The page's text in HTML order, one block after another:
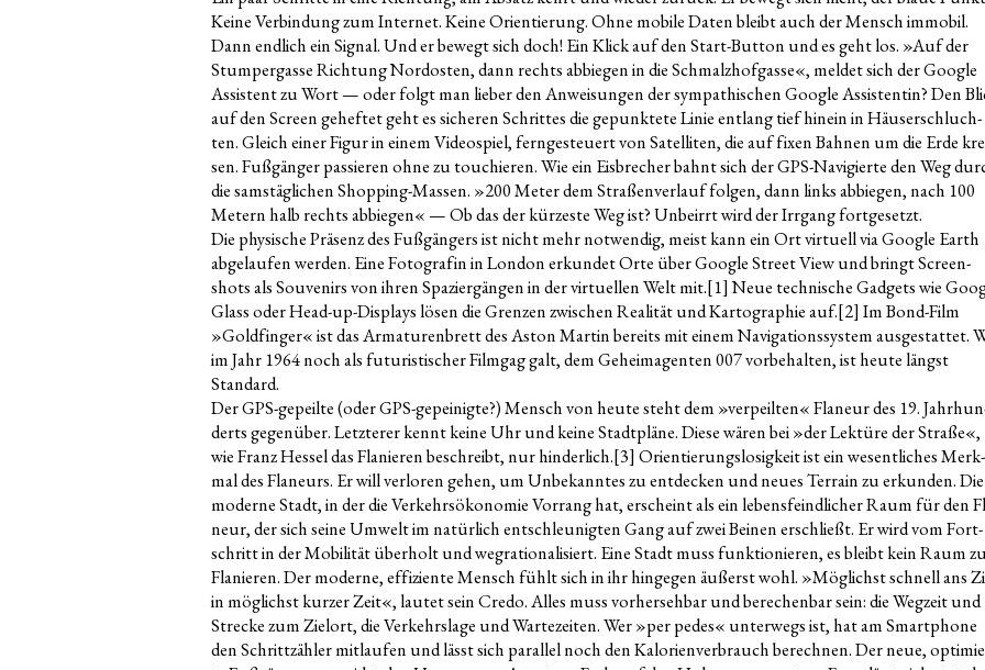
Kei­ne Ver­bin­dung zum Inter­net. Kei­ne Ori­en­tie­rung. Ohne mobi­le Daten bleibt auch der Mensch immo­bil.
Dann end­lich ein Signal. Und er bewegt sich doch! Ein Klick auf den Start-But­ton und es geht los. »Auf der
Stum­per­gas­se Rich­tung Nord­os­ten, dann rechts abbie­gen in die Schmalz­hof­gas­se«, mel­det sich der Goog­le
Assis­tent zu Wort — oder folgt man lie­ber den Anwei­sun­gen der sym­pa­thi­schen Goog­le Assis­ten­tin? Den
auf den Screen gehef­tet geht es siche­ren Schrit­tes die gepunk­te­te Linie ent­lang tief hin­ein in Häu­ser­schluch­
ten. Gleich einer Figur in einem Video­spiel, fern­ge­steu­ert von Satel­li­ten, die auf fixen Bah­nen um die Erde
sen. Fuß­gän­ger pas­sie­ren ohne zu tou­chie­ren. Wie ein Eis­bre­cher bahnt sich der GPS-Navi­gier­te den Weg
die sams­täg­li­chen Shop­ping-Mas­sen. »200 Meter dem Stra­ßen­ver­lauf fol­gen, dann links abbie­gen, nach 100
Metern halb rechts abbie­gen« — Ob das der kür­zes­te Weg ist? Unbe­irrt wird der Irr­gang fortgesetzt.
Die phy­si­sche Prä­senz des Fuß­gän­gers ist nicht mehr not­wen­dig, meist kann ein Ort vir­tu­ell via Goog­le Earth
abge­lau­fen wer­den. Eine Foto­gra­fin in Lon­don erkun­det Orte über Goog­le Street View und bringt Screen­
shots als Sou­ve­nirs von ihren Spa­zier­gän­gen in der vir­tu­el­len Welt mit.[1]Neue tech­ni­sche Gad­gets wie
Glass oder Head-up-Dis­plays lösen die Gren­zen zwi­schen Rea­li­tät und Kar­to­gra­phie auf.[2] Im Bond-Film
»Gold­fin­ger« ist das Arma­tu­ren­brett des Aston Mar­tin bereits mit einem Navi­ga­ti­ons­sys­tem aus­ge­stat­tet.
im Jahr 1964 noch als futu­ris­ti­scher Film­gag galt, dem Geheim­agen­ten 007 vor­be­hal­ten, ist heu­te längst
Standard.
Der GPS-gepeil­te (oder GPS-gepei­nig­te?) Mensch von heu­te steht dem »ver­peil­ten« Fla­neur des 19.
derts gegen­über. Letz­te­rer kennt kei­ne Uhr und kei­ne Stadt­plä­ne. Die­se wären bei »der Lek­tü­re der Stra­ße«,
wie Franz Hes­sel das Fla­nie­ren beschreibt, nur hin­der­lich.[3] Ori­en­tie­rungs­lo­sig­keit ist ein wesent­li­ches Merk­
mal des Fla­neurs. Er will ver­lo­ren gehen, um Unbe­kann­tes zu ent­de­cken und neu­es Ter­rain zu erkun­den. Die
moder­ne Stadt, in der die Ver­kehrs­öko­no­mie Vor­rang hat, erscheint als ein lebens­feind­li­cher Raum für den
neur, der sich sei­ne Umwelt im natür­lich ent­schleu­nig­ten Gang auf zwei Bei­nen erschließt. Er wird vom Fort­
schritt in der Mobi­li­tät über­holt und weg­ra­tio­na­li­siert. Eine Stadt muss funk­tio­nie­ren, es bleibt kein Raum
Fla­nie­ren. Der moder­ne, effi­zi­en­te Mensch fühlt sich in ihr hin­ge­gen äußerst wohl. »Mög­lichst schnell ans
in mög­lichst kur­zer Zeit«, lau­tet sein Cre­do. Alles muss vor­her­seh­bar und bere­chen­bar sein: die Weg­zeit und
Stre­cke zum Ziel­ort, die Ver­kehrs­la­ge und War­te­zei­ten. Wer »per pedes« unter­wegs ist, hat am Smart­phone
den Schritt­zäh­ler mit­lau­fen und lässt sich par­al­lel noch den Kalo­rien­ver­brauch berech­nen. Der neue,